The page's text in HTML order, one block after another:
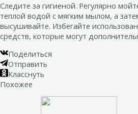
Следите за гигиеной. Регулярно
теплой водой с мягким мылом, а
высушивайте. Избегайте
средств, которые могут
Поделиться
Отправить
Класснуть
Похожее